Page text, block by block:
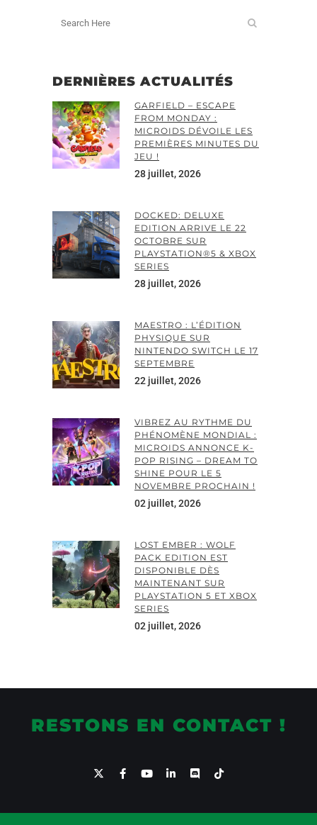
DERNIÈRES ACTUALITÉS
GARFIELD – ESCAPE
FROM MONDAY :
MICROIDS DÉVOILE LES
PREMIÈRES MINUTES DU
JEU !
28 juillet, 2026
DOCKED: DELUXE
EDITION ARRIVE LE 22
OCTOBRE SUR
PLAYSTATION®5 & XBOX
SERIES
28 juillet, 2026
MAESTRO : L’ÉDITION
PHYSIQUE SUR
NINTENDO SWITCH LE 17
SEPTEMBRE
22 juillet, 2026
VIBREZ AU RYTHME DU
PHÉNOMÈNE MONDIAL :
MICROIDS ANNONCE K-
POP RISING – DREAM TO
SHINE POUR LE 5
NOVEMBRE PROCHAIN !
02 juillet, 2026
LOST EMBER : WOLF
PACK EDITION EST
DISPONIBLE DÈS
MAINTENANT SUR
PLAYSTATION 5 ET XBOX
SERIES
02 juillet, 2026
RESTONS EN CONTACT !